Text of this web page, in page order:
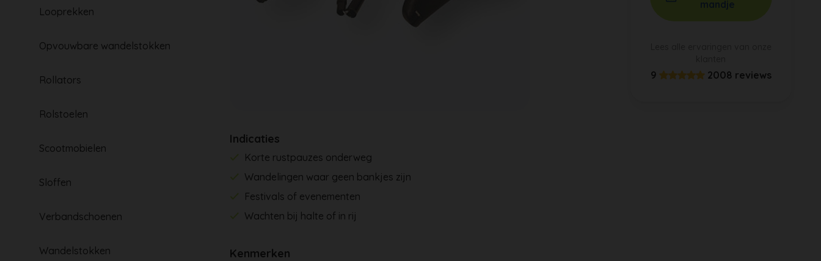
Looprekken
Opvouwbare wandelstokken
Rollators
Rolstoelen
Scootmobielen
Sloffen
Verbandschoenen
Wandelstokken
Indicaties
Korte rustpauzes onderweg
Wandelingen waar geen bankjes zijn
Festivals of evenementen
Wachten bij halte of in rij
Kenmerken
9 2008 reviews